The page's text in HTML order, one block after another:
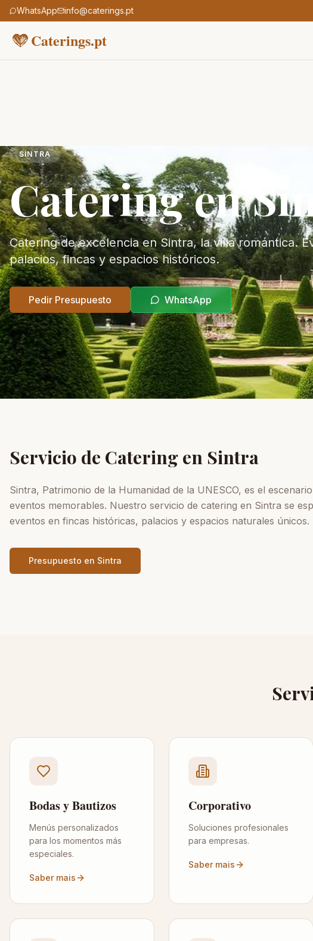
WhatsApp info@caterings.pt
Caterings.pt
SINTRA
Catering en
Catering de excelencia en Sintra, la villa romántica.
palacios, fincas y espacios históricos.
Pedir Presupuesto WhatsApp
Servicio de Catering en Sintra
Sintra, Patrimonio de la Humanidad de la UNESCO, es el
eventos memorables. Nuestro servicio de catering en Sintra se
eventos en fincas históricas, palacios y espacios naturales únicos.
Presupuesto en Sintra
Bodas y Bautizos
Menús personalizados
para los momentos más
especiales.
Saber mais
Corporativo
Soluciones profesionales
para empresas.
Saber mais